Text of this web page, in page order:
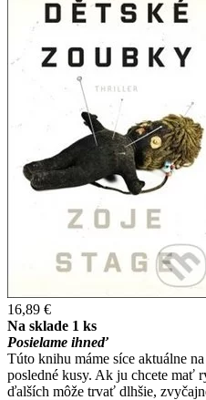
16,89 €
Na sklade 1 ks
Posielame ihneď
Túto knihu máme síce aktuálne
posledné kusy. Ak ju chcete mať
ďalších môže trvať dlhšie,